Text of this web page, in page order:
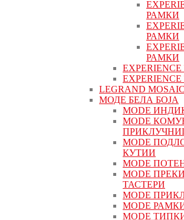
РАМКИ
РАМКИ
РАМКИ
LEGRAND MOSAIC
МОДЕ БЕЛА БОЈА
MODE
MODE
MODE
КУТИИ
MODE
MODE
ТАСТЕРИ
MODE
MODE
MODE